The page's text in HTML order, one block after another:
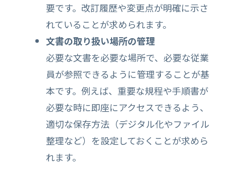
要です。改訂履歴や変更点が明確に示さ
れていることが求められます。
文書の取り扱い場所の管理
必要な文書を必要な場所で、必要な従業
員が参照できるように管理することが基
本です。例えば、重要な規程や手順書が
必要な時に即座にアクセスできるよう、
適切な保存方法（デジタル化やファイル
整理など）を設定しておくことが求めら
れます。